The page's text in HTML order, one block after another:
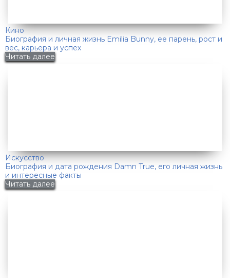
Кино
Биография и личная жизнь Emilia Bunny, ее парень, рост и
вес, карьера и успех
Читать далее
Искусство
Биография и дата рождения Damn True, его личная жизнь
и интересные факты
Читать далее